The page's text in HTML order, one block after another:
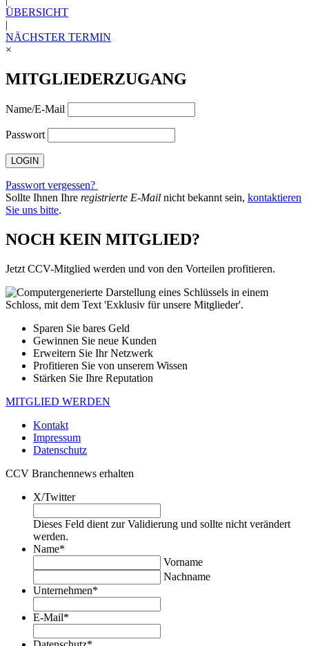
ÜBERSICHT
|
NÄCHSTER TERMIN
×
MITGLIEDERZUGANG
Name/E-Mail
Passwort
Passwort vergessen?
Sollte Ihnen Ihre registrierte E-Mail nicht bekannt sein, kontaktieren
Sie uns bitte.
NOCH KEIN MITGLIED?
Jetzt CCV-Mitglied werden und von den Vorteilen profitieren.
Sparen Sie bares Geld
Gewinnen Sie neue Kunden
Erweitern Sie Ihr Netzwerk
Profitieren Sie von unserem Wissen
Stärken Sie Ihre Reputation
MITGLIED WERDEN
Kontakt
Impressum
Datenschutz
CCV Branchennews erhalten
X/Twitter
Dieses Feld dient zur Validierung und sollte nicht verändert
werden.
Name*
Vorname
Nachname
Unternehmen*
E-Mail*